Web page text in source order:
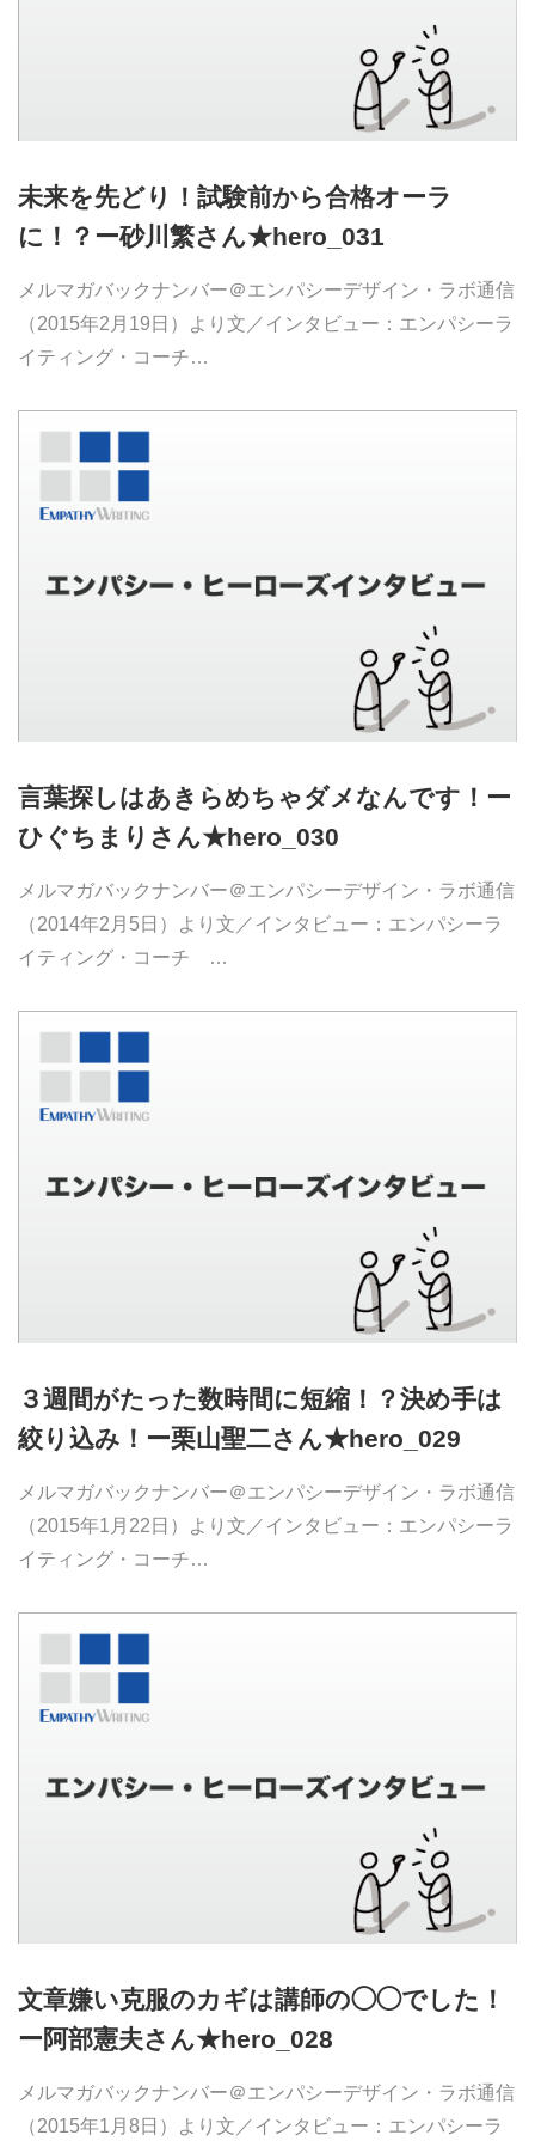
未来を先どり！試験前から合格オーラ
に！？ー砂川繁さん★hero_031
メルマガバックナンバー＠エンパシーデザイン・ラボ通信
（2015年2月19日）より文／インタビュー：エンパシーラ
イティング・コーチ…
言葉探しはあきらめちゃダメなんです！ー
ひぐちまりさん★hero_030
メルマガバックナンバー＠エンパシーデザイン・ラボ通信
（2014年2月5日）より文／インタビュー：エンパシーラ
イティング・コーチ …
３週間がたった数時間に短縮！？決め手は
絞り込み！ー栗山聖二さん★hero_029
メルマガバックナンバー＠エンパシーデザイン・ラボ通信
（2015年1月22日）より文／インタビュー：エンパシーラ
イティング・コーチ…
文章嫌い克服のカギは講師の◯◯でした！
ー阿部憲夫さん★hero_028
メルマガバックナンバー＠エンパシーデザイン・ラボ通信
（2015年1月8日）より文／インタビュー：エンパシーラ